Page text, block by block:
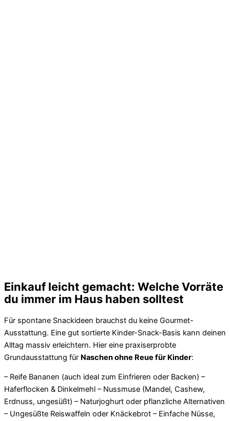
Einkauf leicht gemacht: Welche Vorräte
du immer im Haus haben solltest
Für spontane Snackideen brauchst du keine Gourmet-
Ausstattung. Eine gut sortierte Kinder-Snack-Basis kann deinen
Alltag massiv erleichtern. Hier eine praxiserprobte
Grundausstattung für Naschen ohne Reue für Kinder:
– Reife Bananen (auch ideal zum Einfrieren oder Backen) –
Haferflocken & Dinkelmehl – Nussmuse (Mandel, Cashew,
Erdnuss, ungesüßt) – Naturjoghurt oder pflanzliche Alternativen
– Ungesüßte Reiswaffeln oder Knäckebrot – Einfache Nüsse,